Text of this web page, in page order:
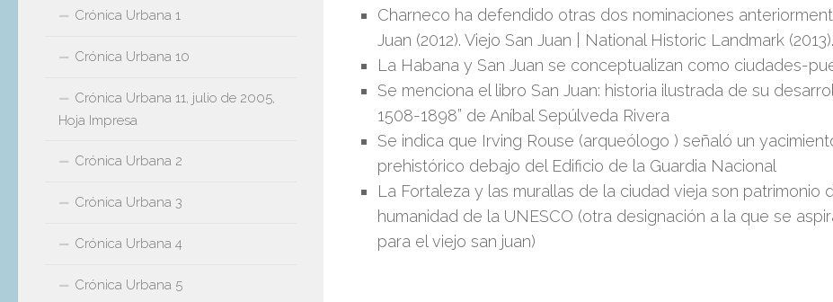
Charneco ha defendido otras dos nominaciones
Juan (2012). Viejo San Juan | National Historic Landmark (2013).
La Habana y San Juan se conceptualizan como ciudades-
Se menciona el libro San Juan: historia ilustrada de su
1508-1898” de Aníbal Sepúlveda Rivera
Se indica que Irving Rouse (arqueólogo ) señaló un
prehistórico debajo del Edificio de la Guardia Nacional
La Fortaleza y las murallas de la ciudad vieja son patrimonio
humanidad de la UNESCO (otra designación a la que se
para el viejo san juan)
Crónica Urbana 1
Crónica Urbana 10
Crónica Urbana 11, julio de 2005,
Hoja Impresa
Crónica Urbana 2
Crónica Urbana 3
Crónica Urbana 4
Crónica Urbana 5